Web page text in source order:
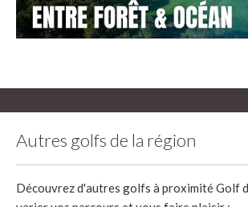
Autres golfs de la région
Découvrez d'autres golfs à proximité Golf